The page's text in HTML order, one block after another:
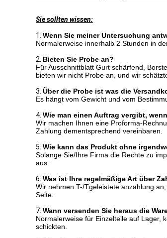
Sie sollten wissen:
1. Wenn Sie meiner Untersuchung
Normalerweise innerhalb 2 Stunden in
2. Bieten Sie Probe an?
Für Ausschnittblatt Gurt schärfend,
bieten wir nicht Probe an, und wir
3. Über die Probe ist was die
Es hängt vom Gewicht und vom
4. Wie man einen Auftrag vergibt,
Wir machen Ihnen eine Proforma-
Zahlung dementsprechend vereinbaren.
5. Wie kann das Produkt ohne
Solange Sie/Ihre Firma die Rechte zu
aus.
6. Was ist Ihre regelmäßige Art über
Wir nehmen T-/Tgeleistete anzahlung
Seite.
7. Wann versenden Sie heraus die
Normalerweise für Einzelteile auf Lager,
schickten.